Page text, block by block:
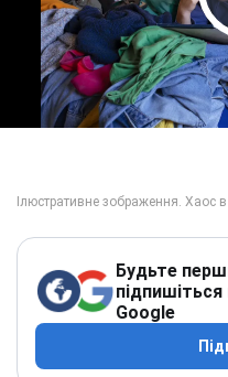
Будьте
Google